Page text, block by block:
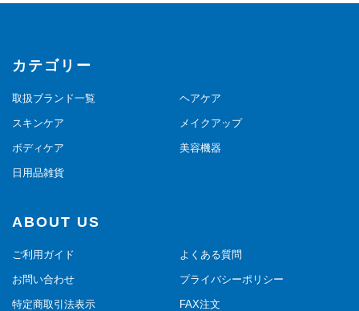
カテゴリー
取扱ブランド一覧 ヘアケア
スキンケア メイクアップ
ボディケア 美容機器
日用品雑貨
ABOUT US
ご利用ガイド よくある質問
お問い合わせ プライバシーポリシー
特定商取引法表示 FAX注文